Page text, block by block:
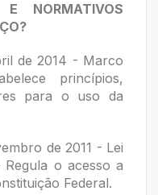
NORMATIVOS
de 2014 - Marco
princípios,
para o uso da
de 2011 - Lei
o acesso a
Federal.